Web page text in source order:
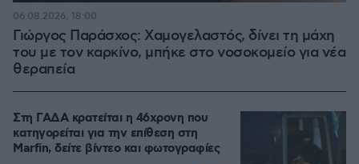
Γιώργος Παράσχος: Χαμογελαστός, δίνει τη μάχη
του με τον καρκίνο, μπήκε στο νοσοκομείο για νέα
θεραπεία
06.08.2026, 18:00
Στη ΓΑΔΑ κρατείται η 46χρονη που
κατηγορείται για την επίθεση στη
Marfin, δείτε βίντεο και φωτογραφίες